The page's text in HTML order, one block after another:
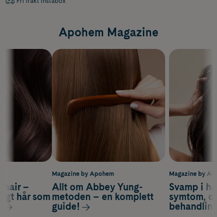
Apohem Magazine
Magazine by
Svamp i
symtom,
hair –
hår som
Magazine by Apohem
Allt om Abbey Yung-
metoden – en komplett
guide!